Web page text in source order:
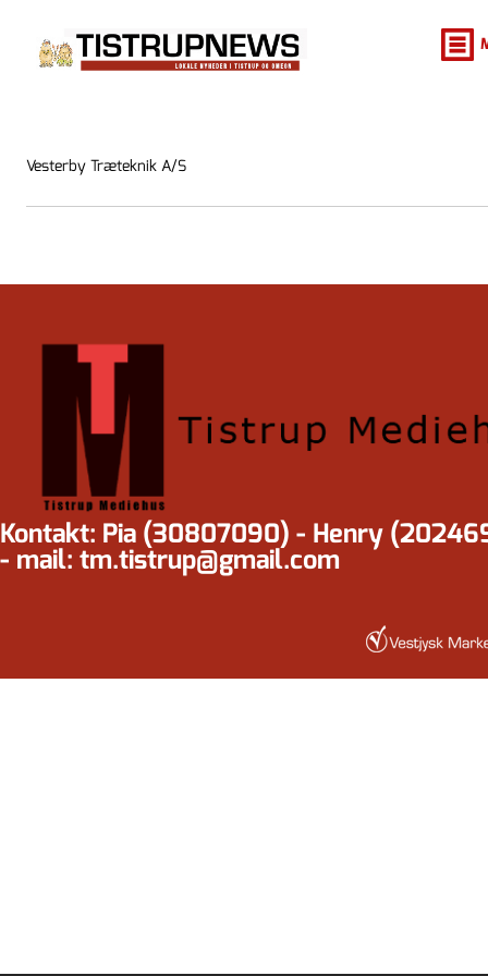
Vesterby Træteknik A/S
Kontakt: Pia (30807090) - Henry
- mail: tm.tistrup@gmail.com